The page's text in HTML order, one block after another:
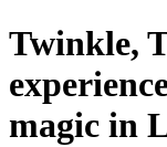
Twinkle,
magic in